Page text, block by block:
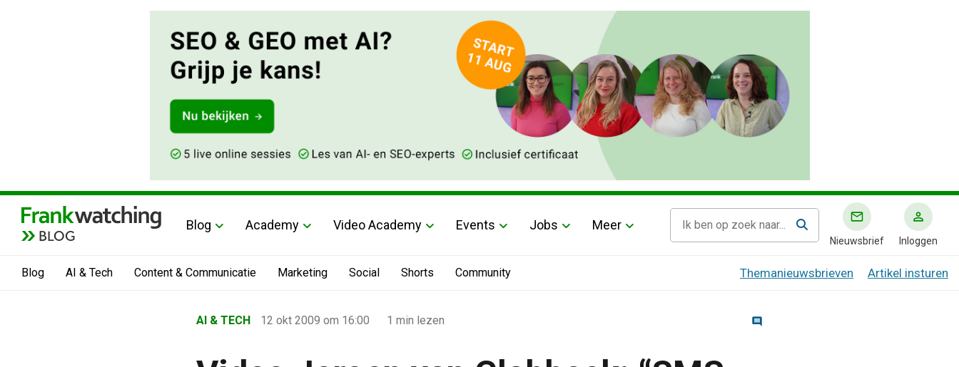
BLOG
Blog Academy Video Academy Events Jobs Meer
Nieuwsbrief Inloggen
Blog AI & Tech Content & Communicatie Marketing Social Shorts Community Themanieuwsbrieven Artikel insturen
›
AI & TECH 12 okt 2009 om 16:00 1 min lezen